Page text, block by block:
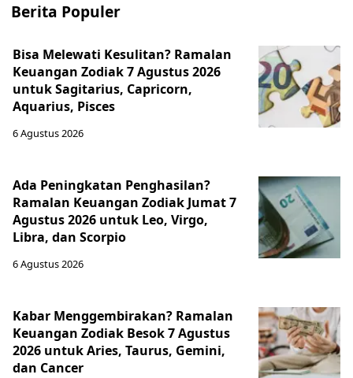
Berita Populer
Bisa Melewati Kesulitan? Ramalan
Keuangan Zodiak 7 Agustus 2026
untuk Sagitarius, Capricorn,
Aquarius, Pisces
6 Agustus 2026
Ada Peningkatan Penghasilan?
Ramalan Keuangan Zodiak Jumat 7
Agustus 2026 untuk Leo, Virgo,
Libra, dan Scorpio
6 Agustus 2026
Kabar Menggembirakan? Ramalan
Keuangan Zodiak Besok 7 Agustus
2026 untuk Aries, Taurus, Gemini,
dan Cancer